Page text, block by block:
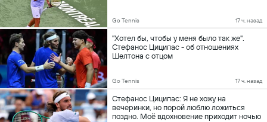
Go Tennis 17 ч. назад
"Хотел бы, чтобы у меня было так же".
Стефанос Циципас - об отношениях
Шелтона с отцом
Go Tennis 17 ч. назад
Стефанос Циципас: Я не хожу на
вечеринки, но порой люблю ложиться
поздно. Моё вдохновение приходит ночью